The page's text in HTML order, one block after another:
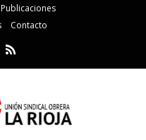
Publicaciones
Contacto